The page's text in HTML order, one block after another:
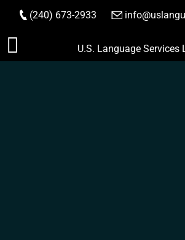
Saltar
(240) 673-2933
U.S. Language Services